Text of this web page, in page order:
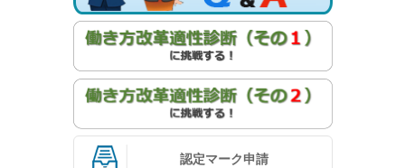
認定マーク申請